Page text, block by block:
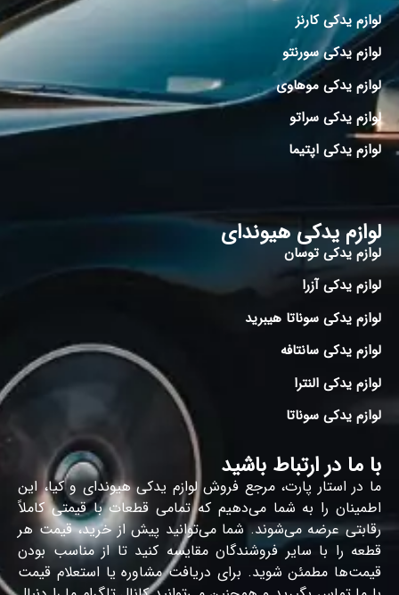
لوازم یدکی کارنز
لوازم یدکی سورنتو
لوازم یدکی موهاوی
لوازم یدکی سراتو
لوازم یدکی اپتیما
لوازم یدکی هیوندای
لوازم یدکی توسان
لوازم یدکی آزرا
لوازم یدکی سوناتا هیبرید
لوازم یدکی سانتافه
لوازم یدکی النترا
لوازم یدکی سوناتا
با ما در ارتباط باشید
ما در استار پارت، مرجع فروش لوازم یدکی هیوندای و کیا، این
اطمینان را به شما می‌دهیم که تمامی قطعات با قیمتی کاملاً
رقابتی عرضه می‌شوند. شما می‌توانید پیش از خرید، قیمت هر
قطعه را با سایر فروشندگان مقایسه کنید تا از مناسب بودن
قیمت‌ها مطمئن شوید. برای دریافت مشاوره یا استعلام قیمت